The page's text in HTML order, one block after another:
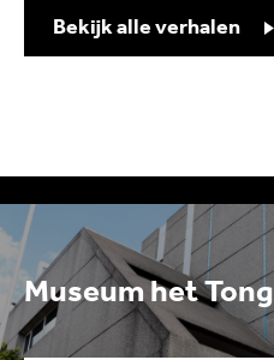
Bekijk alle verhalen
Museum het